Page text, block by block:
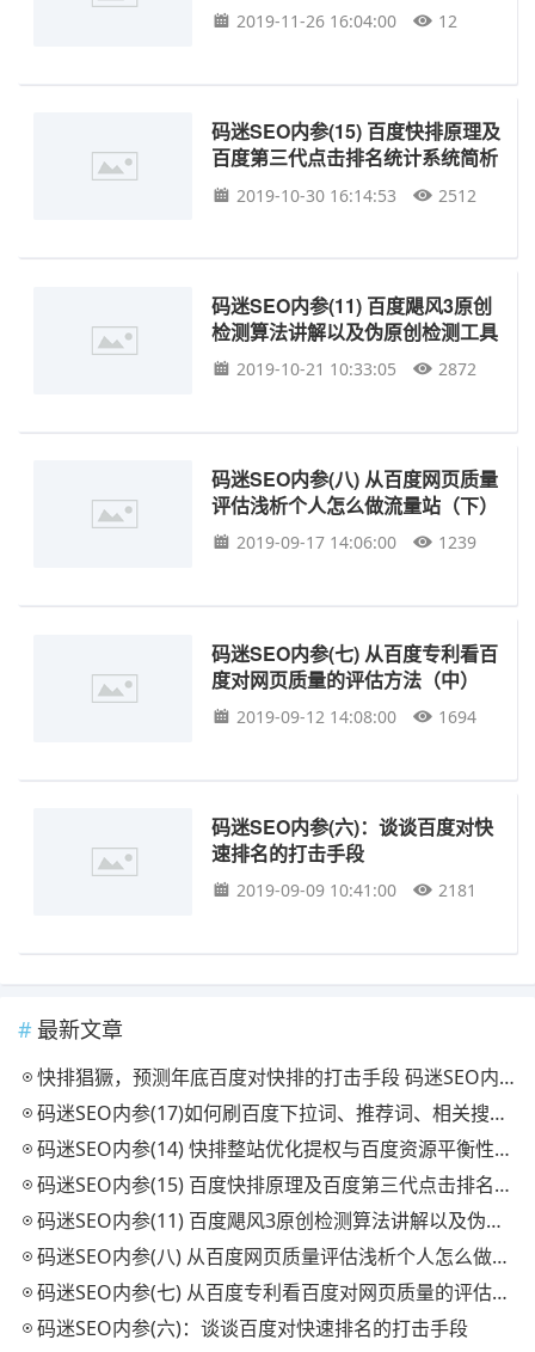
2019-11-26 16:04:00 12
码迷SEO内参(15) 百度快排原理及
百度第三代点击排名统计系统简析
2019-10-30 16:14:53 2512
码迷SEO内参(11) 百度飓风3原创
检测算法讲解以及伪原创检测工具
2019-10-21 10:33:05 2872
码迷SEO内参(八) 从百度网页质量
评估浅析个人怎么做流量站（下）
2019-09-17 14:06:00 1239
码迷SEO内参(七) 从百度专利看百
度对网页质量的评估方法（中）
2019-09-12 14:08:00 1694
码迷SEO内参(六)：谈谈百度对快
速排名的打击手段
2019-09-09 10:41:00 2181
最新文章
快排猖獗，预测年底百度对快排的打击手段 码迷SEO内参(21)
码迷SEO内参(17)如何刷百度下拉词、推荐词、相关搜索及原理解析
码迷SEO内参(14) 快排整站优化提权与百度资源平衡性策略
码迷SEO内参(15) 百度快排原理及百度第三代点击排名统计系统简析
码迷SEO内参(11) 百度飓风3原创检测算法讲解以及伪原创检测工具
码迷SEO内参(八) 从百度网页质量评估浅析个人怎么做流量站（下）
码迷SEO内参(七) 从百度专利看百度对网页质量的评估方法（中）
码迷SEO内参(六)：谈谈百度对快速排名的打击手段